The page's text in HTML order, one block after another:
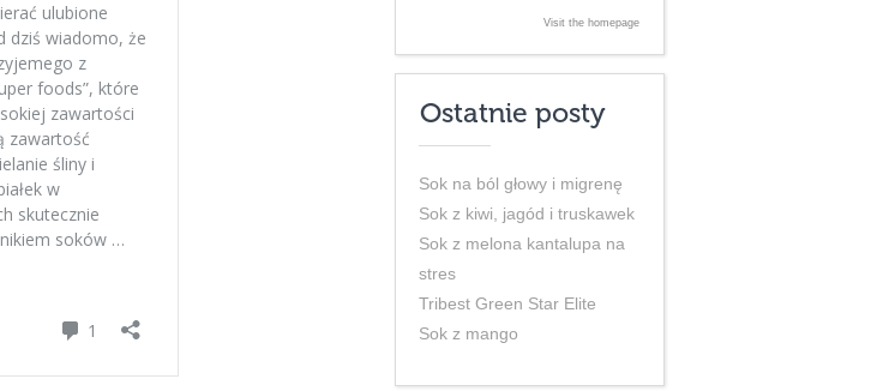
Visit the homepage
Ostatnie posty
Sok na ból głowy i migrenę
Sok z kiwi, jagód i truskawek
Sok z melona kantalupa na
stres
Tribest Green Star Elite
Sok z mango